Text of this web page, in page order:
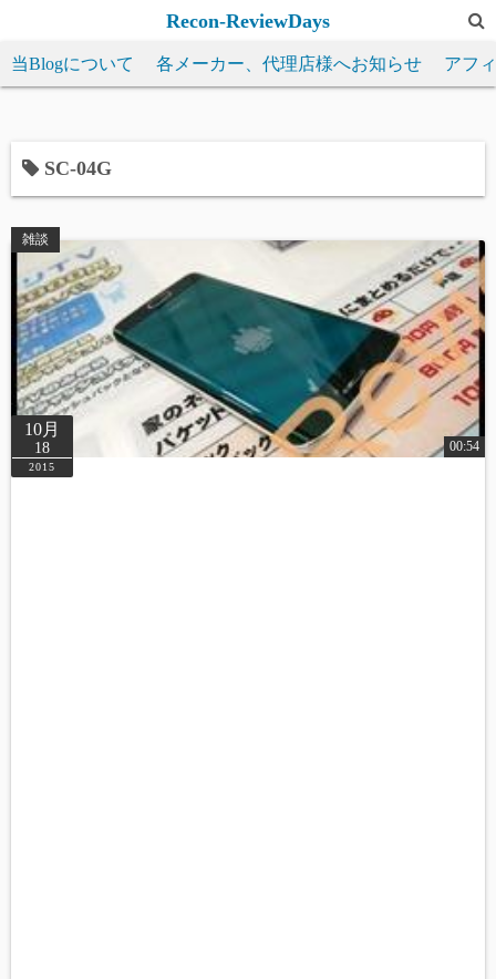
テ
ッ
Recon-ReviewDays
当Blogについて 各メーカー、代理店様へお知らせ アフ
SC-04G
雑談
10月
18
2015
00:54